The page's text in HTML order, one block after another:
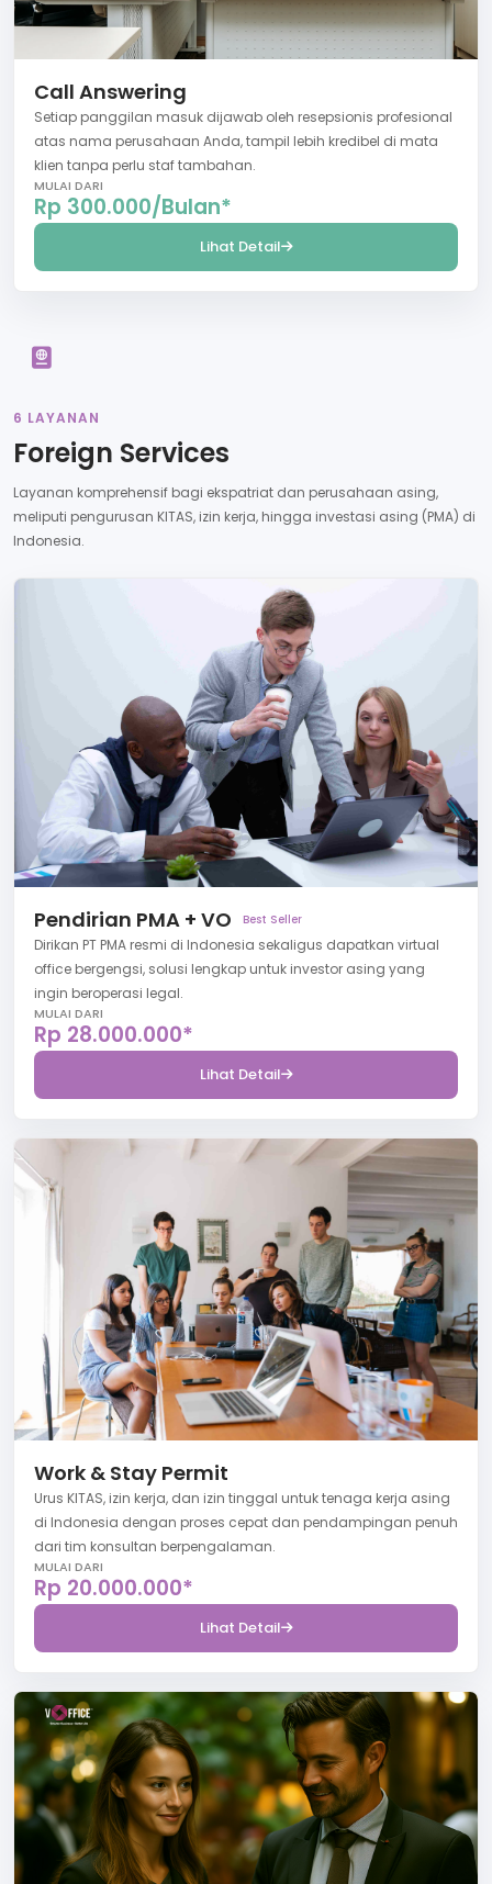
Call Answering
Setiap panggilan masuk dijawab oleh resepsionis profesional
atas nama perusahaan Anda, tampil lebih kredibel di mata
klien tanpa perlu staf tambahan.
MULAI DARI
Rp 300.000/Bulan*
Lihat Detail
6 LAYANAN
Foreign Services
Layanan komprehensif bagi ekspatriat dan perusahaan asing,
meliputi pengurusan KITAS, izin kerja, hingga investasi asing (PMA) di
Indonesia.
Pendirian PMA + VO Best Seller
Dirikan PT PMA resmi di Indonesia sekaligus dapatkan virtual
office bergengsi, solusi lengkap untuk investor asing yang
ingin beroperasi legal.
MULAI DARI
Rp 28.000.000*
Lihat Detail
Work & Stay Permit
Urus KITAS, izin kerja, dan izin tinggal untuk tenaga kerja asing
di Indonesia dengan proses cepat dan pendampingan penuh
dari tim konsultan berpengalaman.
MULAI DARI
Rp 20.000.000*
Lihat Detail